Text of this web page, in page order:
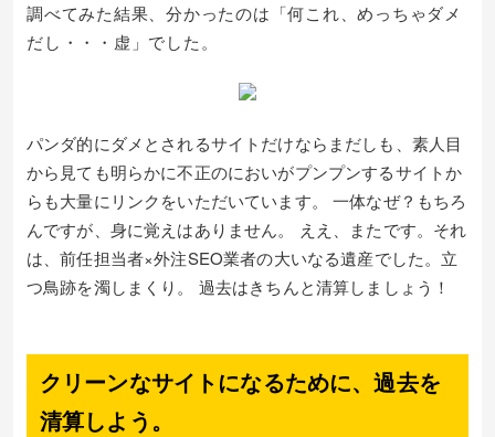
調べてみた結果、分かったのは「何これ、めっちゃダメ
だし・・・虚」でした。
パンダ的にダメとされるサイトだけならまだしも、素人目
から見ても明らかに不正のにおいがプンプンするサイトか
らも大量にリンクをいただいています。 一体なぜ？もちろ
んですが、身に覚えはありません。 ええ、またです。それ
は、前任担当者×外注SEO業者の大いなる遺産でした。立
つ鳥跡を濁しまくり。 過去はきちんと清算しましょう！
クリーンなサイトになるために、過去を
清算しよう。